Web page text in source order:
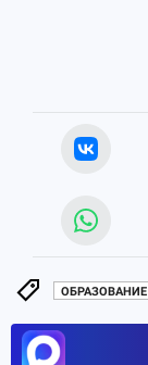
ОБРАЗОВАНИЕ